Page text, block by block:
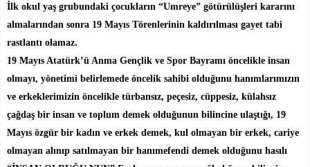
İlk okul yaş grubundaki çocukların “Umreye” götürülüşleri kararını
almalarından sonra 19 Mayıs Törenlerinin kaldırılması gayet tabi
rastlantı olamaz.
19 Mayıs Atatürk’ü Anma Gençlik ve Spor Bayramı öncelikle insan
olmayı, yönetimi belirlemede öncelik sahibi olduğunu hanımlarımızın
ve erkeklerimizin öncelikle türbansız, peçesiz, cüppesiz, külahsız
çağdaş bir insan ve toplum demek olduğunun bilincine ulaştığı, 19
Mayıs özgür bir kadın ve erkek demek, kul olmayan bir erkek, cariye
olmayan alınıp satılmayan bir hanımefendi demek olduğunu hasılı